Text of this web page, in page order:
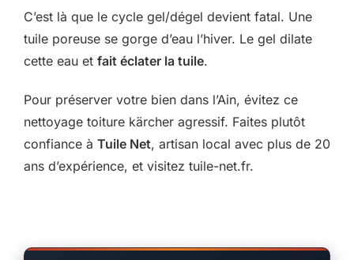
C’est là que le cycle gel/dégel devient fatal. Une
tuile poreuse se gorge d’eau l’hiver. Le gel dilate
cette eau et fait éclater la tuile.
Pour préserver votre bien dans l’Ain, évitez ce
nettoyage toiture kärcher agressif. Faites plutôt
confiance à Tuile Net, artisan local avec plus de 20
ans d’expérience, et visitez tuile-net.fr.